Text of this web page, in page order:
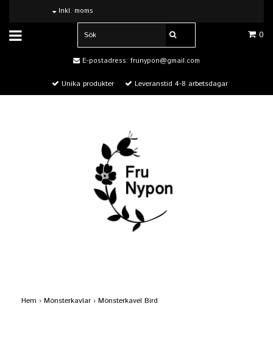
Inkl. moms
0
E-postadress: frunypon@gmail.com
Unika produkter Leveranstid 4-8 arbetsdagar
Hem › Mönsterkavlar › Mönsterkavel Bird